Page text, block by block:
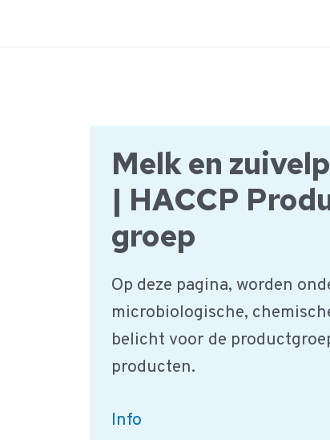
Melk en
| HACCP
groep
Op deze pagina, worden
microbiologische,
belicht voor de
producten.
Melk
Info